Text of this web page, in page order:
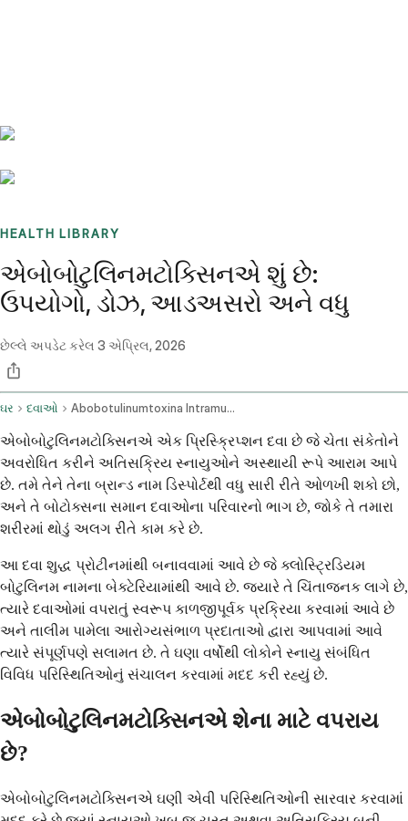
HEALTH LIBRARY
એબોબોટુલિનમટોક્સિનએ શું છે:
ઉપયોગો, ડોઝ, આડઅસરો અને વધુ
છેલ્લે અપડેટ કરેલ 3 એપ્રિલ, 2026
ઘર દવાઓ Abobotulinumtoxina Intramuscular Route
એબોબોટુલિનમટોક્સિનએ એક પ્રિસ્ક્રિપ્શન દવા છે જે ચેતા સંકેતોને
અવરોધિત કરીને અતિસક્રિય સ્નાયુઓને અસ્થાયી રૂપે આરામ આપે
છે. તમે તેને તેના બ્રાન્ડ નામ ડિસ્પોર્ટથી વધુ સારી રીતે ઓળખી શકો છો,
અને તે બોટોક્સના સમાન દવાઓના પરિવારનો ભાગ છે, જોકે તે તમારા
શરીરમાં થોડું અલગ રીતે કામ કરે છે.
આ દવા શુદ્ધ પ્રોટીનમાંથી બનાવવામાં આવે છે જે ક્લોસ્ટ્રિડિયમ
બોટુલિનમ નામના બેક્ટેરિયામાંથી આવે છે. જ્યારે તે ચિંતાજનક લાગે છે,
ત્યારે દવાઓમાં વપરાતું સ્વરૂપ કાળજીપૂર્વક પ્રક્રિયા કરવામાં આવે છે
અને તાલીમ પામેલા આરોગ્યસંભાળ પ્રદાતાઓ દ્વારા આપવામાં આવે
ત્યારે સંપૂર્ણપણે સલામત છે. તે ઘણા વર્ષોથી લોકોને સ્નાયુ સંબંધિત
વિવિધ પરિસ્થિતિઓનું સંચાલન કરવામાં મદદ કરી રહ્યું છે.
એબોબોટુલિનમટોક્સિનએ શેના માટે વપરાય
છે?
એબોબોટુલિનમટોક્સિનએ ઘણી એવી પરિસ્થિતિઓની સારવાર કરવામાં